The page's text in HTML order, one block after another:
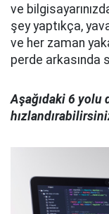
ve
şey yaptıkça,
ve her zaman
perde arkasında
Aşağıdaki 6 yolu